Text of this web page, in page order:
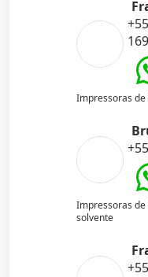
Impressoras de
Impressoras de
solvente